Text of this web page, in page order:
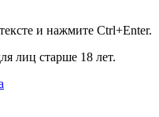
и нажмите Ctrl+Enter.
лиц старше 18 лет.